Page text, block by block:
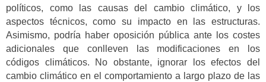
políticos, como las causas del cambio climático, y los
aspectos técnicos, como su impacto en las estructuras.
Asimismo, podría haber oposición pública ante los costes
adicionales que conlleven las modificaciones en los
códigos climáticos. No obstante, ignorar los efectos del
cambio climático en el comportamiento a largo plazo de las